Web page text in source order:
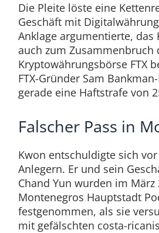
Die Pleite löste eine
Geschäft mit
Anklage argumentierte, das
auch zum Zusammenbruch
Kryptowährungsbörse FTX
FTX-Gründer Sam
gerade eine Haftstrafe von
Falscher Pass in
Kwon entschuldigte sich
Anlegern. Er und sein
Chand Yun wurden im März
Montenegros Hauptstadt
festgenommen, als sie
mit gefälschten costa-